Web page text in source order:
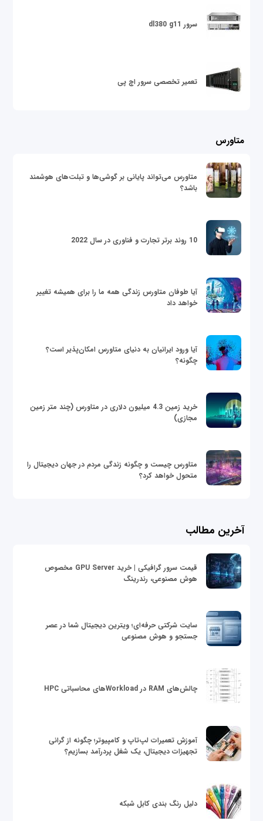
سرور dl380 g11
تعمیر تخصصی سرور اچ پی
متاورس
متاورس می‌تواند پایانی بر گوشی‌ها و تبلت‌های هوشمند
باشد؟
10 روند برتر تجارت و فناوری در سال 2022
آیا طوفان متاورس زندگی همه ما را برای همیشه تغییر
خواهد داد
آیا ورود ایرانیان به دنیای متاورس امکان‌پذیر است؟
چگونه؟
خرید زمین 4.3 میلیون دلاری در متاورس (چند متر زمین
مجازی)
متاورس چیست و چگونه زندگی مردم در جهان دیجیتال را
متحول خواهد کرد؟
آخرین مطالب
قیمت سرور گرافیکی | خرید GPU Server مخصوص
هوش مصنوعی، رندرینگ
سایت شرکتی حرفه‌ای؛ ویترین دیجیتال شما در عصر
جستجو و هوش مصنوعی
چالش‌های RAM در Workloadهای محاسباتی HPC
آموزش تعمیرات لپ‌تاپ و کامپیوتر؛ چگونه از گرانی
تجهیزات دیجیتال، یک شغل پردرآمد بسازیم؟
دلیل رنگ بندی کابل شبکه